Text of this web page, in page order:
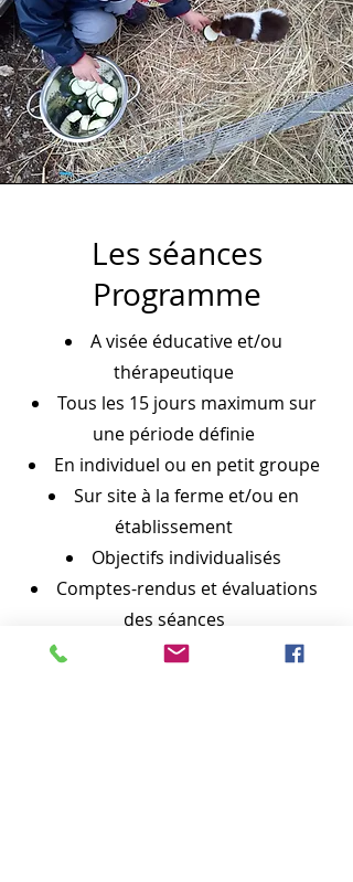
Les séances
Programme
A visée éducative et/ou
thérapeutique
Tous les 15 jours maximum sur
une période définie
En individuel ou en petit groupe
Sur site à la ferme et/ou en
établissement
Objectifs individualisés
Comptes-rendus et évaluations
des séances
Bilans trimestriel